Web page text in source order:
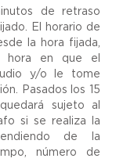
de retraso
El horario de
la hora fijada,
hora en que el
y/o le tome
Pasados los 15
sujeto al
si se realiza la
de la
número de